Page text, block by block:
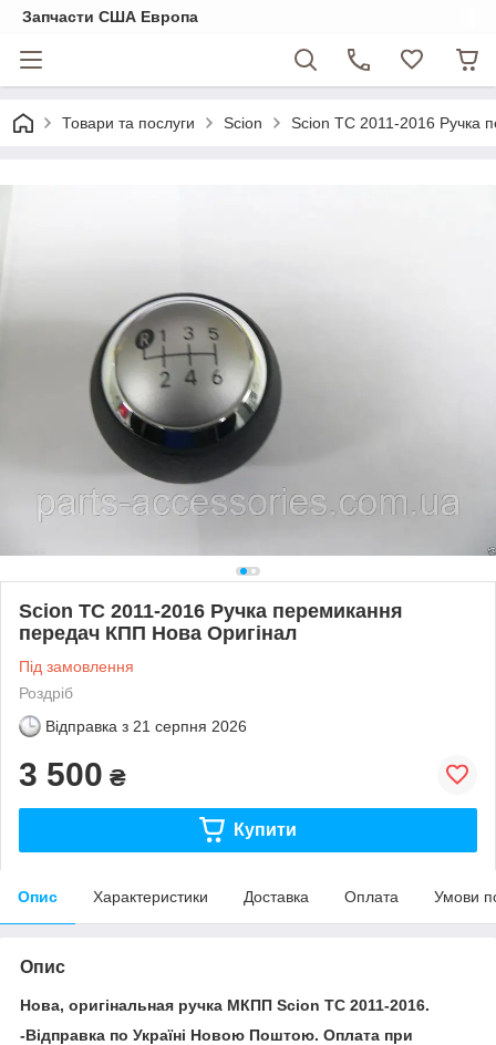
Запчасти США Европа
Товари та послуги Scion Scion TC 2011-2016 Ручка
Scion TC 2011-2016 Ручка перемикання
передач КПП Нова Оригінал
Під замовлення
Роздріб
Відправка з 21 серпня 2026
3 500 ₴
Купити
Опис Характеристики Доставка Оплата Умови
Опис
Нова, оригінальная ручка МКПП Scion TC 2011-2016.
-Відправка по Україні Новою Поштою. Оплата при